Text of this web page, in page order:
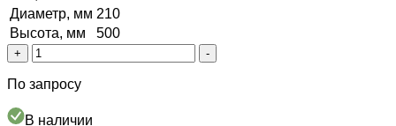
Диаметр, мм 210
Высота, мм
500
+
Количество
товара
Активный
FOREND
-
По запросу
В наличии